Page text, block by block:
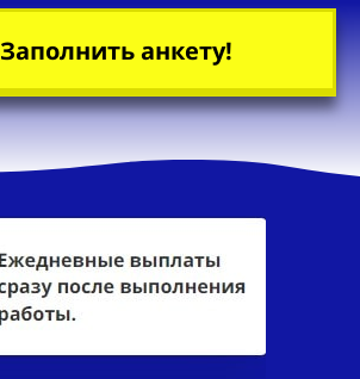
Заполнить анкету!